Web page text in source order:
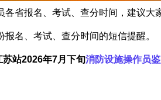
各省报名、考试、查分时间，建议大
名、考试、查分时间的短信提醒。
苏站2026年7月下旬消防设施操作员